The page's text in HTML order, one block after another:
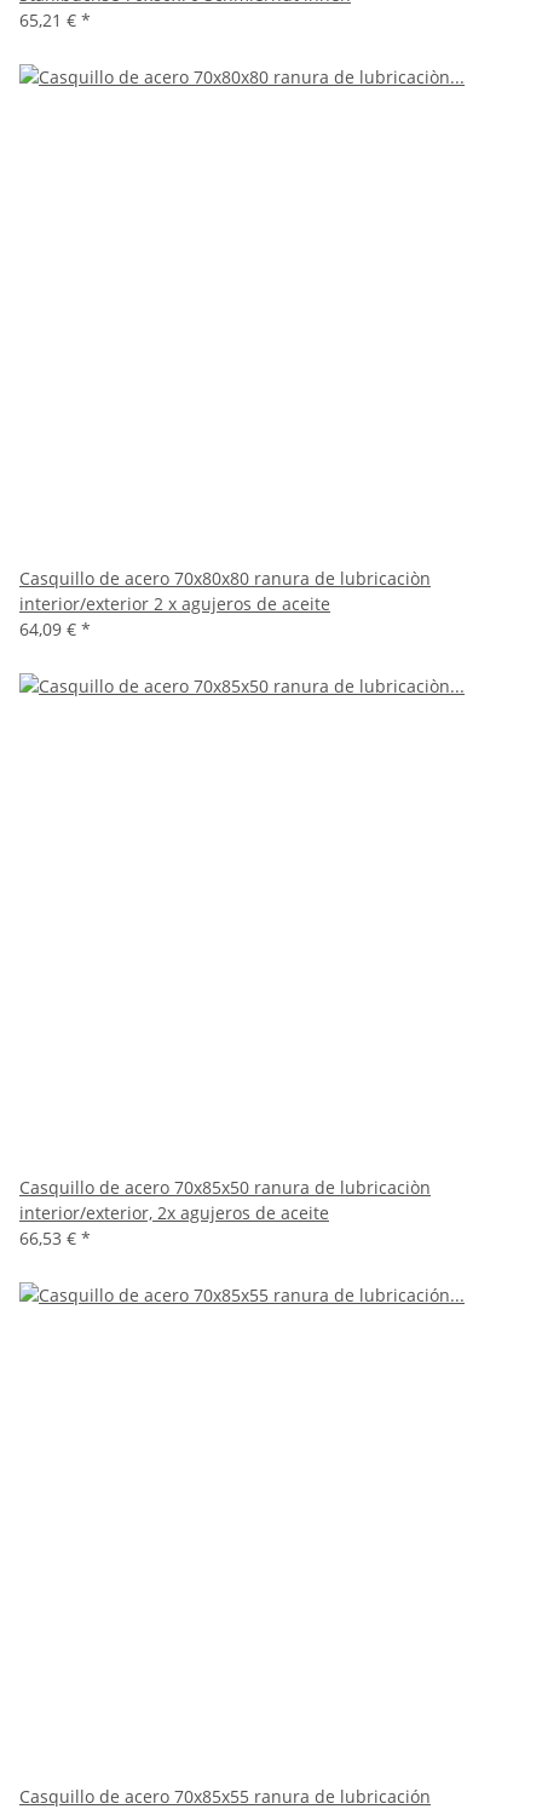
65,21 € *
Casquillo de acero 70x80x80 ranura de lubricaciòn
interior/exterior 2 x agujeros de aceite
64,09 € *
Casquillo de acero 70x85x50 ranura de lubricaciòn
interior/exterior, 2x agujeros de aceite
66,53 € *
Casquillo de acero 70x85x55 ranura de lubricación